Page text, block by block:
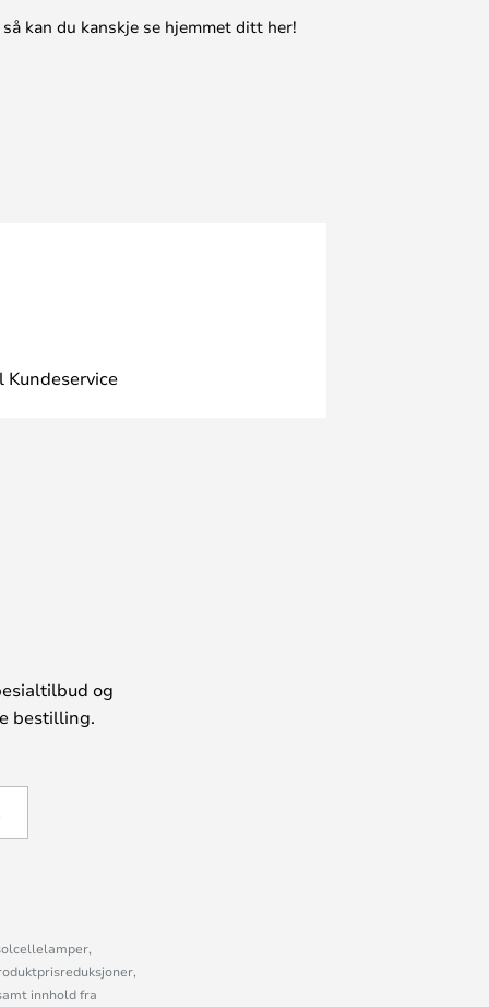
kan du kanskje se hjemmet ditt her!
Kundeservice
og
bestilling.
innhold fra